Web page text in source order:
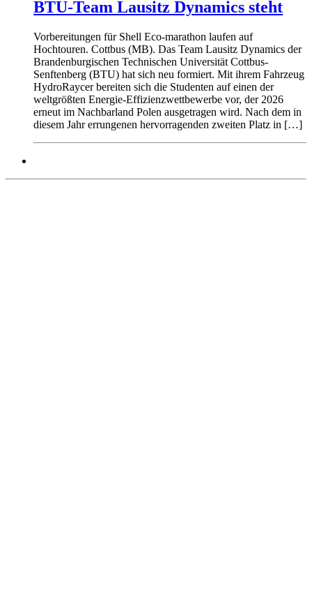
BTU-Team Lausitz Dynamics steht
Vorbereitungen für Shell Eco-marathon laufen auf
Hochtouren. Cottbus (MB). Das Team Lausitz Dynamics der
Brandenburgischen Technischen Universität Cottbus-
Senftenberg (BTU) hat sich neu formiert. Mit ihrem Fahrzeug
HydroRaycer bereiten sich die Studenten auf einen der
weltgrößten Energie-Effizienzwettbewerbe vor, der 2026
erneut im Nachbarland Polen ausgetragen wird. Nach dem in
diesem Jahr errungenen hervorragenden zweiten Platz in […]